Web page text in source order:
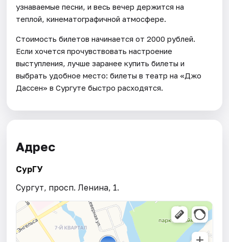
узнаваемые песни, и весь вечер держится на
теплой, кинематографичной атмосфере.
Стоимость билетов начинается от 2000 рублей.
Если хочется прочувствовать настроение
выступления, лучше заранее купить билеты и
выбрать удобное место: билеты в театр на «Джо
Дассен» в Сургуте быстро расходятся.
Адрес
СурГУ
Сургут, просп. Ленина, 1.